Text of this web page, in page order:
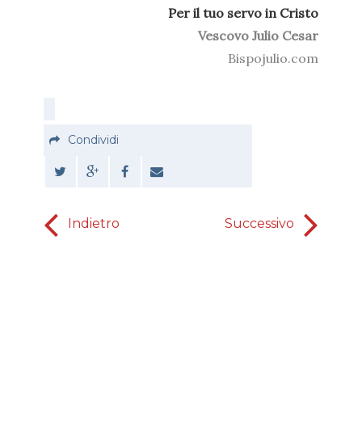
Per il tuo servo in Cristo
Vescovo Julio Cesar
Bispojulio.com
Condividi
Indietro Successivo